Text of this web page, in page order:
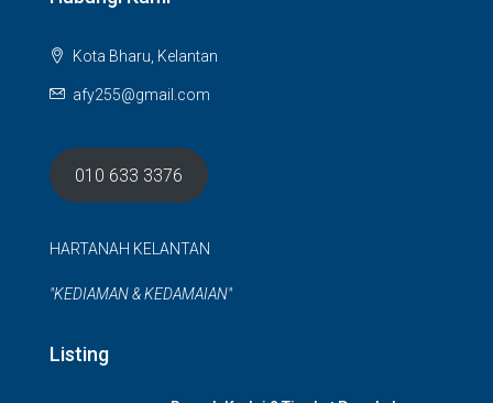
Kota Bharu, Kelantan
afy255@gmail.com
010 633 3376
HARTANAH KELANTAN
"KEDIAMAN & KEDAMAIAN"
Listing